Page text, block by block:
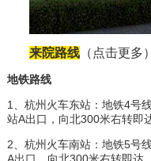
来院路线（点击更多）
地铁路线
1、杭州火车东站：地铁4号
站A出口，向北300米右转即
2、杭州火车南站：地铁5号